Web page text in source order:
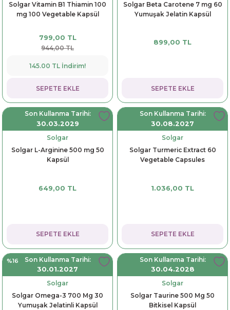
K vitamini
Pekmez-Bal-Macun
Propolis-Arı ve Ürünleri
Resveratrol
Bebek Malzemeleri
Solgar Vitamin B1 Thiamin 100
mg 100 Vegetable Kapsül
799,00 TL
944,00 TL
145.00 TL İndirim!
SEPETE EKLE
Solgar Beta Carotene 7 mg 60
Yumuşak Jelatin Kapsül
899,00 TL
SEPETE EKLE
Son Kullanma Tarihi:
30.03.2029
Solgar
Solgar L-Arginine 500 mg 50
Kapsül
649,00 TL
SEPETE EKLE
Son Kullanma Tarihi:
30.08.2027
Solgar
Solgar Turmeric Extract 60
Vegetable Capsules
1.036,00 TL
SEPETE EKLE
%16
Son Kullanma Tarihi:
30.01.2027
Solgar
Solgar Omega-3 700 Mg 30
Yumuşak Jelatinli Kapsül
Son Kullanma Tarihi:
30.04.2028
Solgar
Solgar Taurine 500 Mg 50
Bitkisel Kapsül